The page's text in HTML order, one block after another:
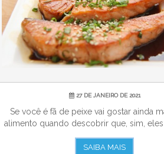
27 DE JANEIRO DE 2021
Se você é fã de peixe vai gostar ainda
alimento quando descobrir que, sim, eles
SAIBA MAIS